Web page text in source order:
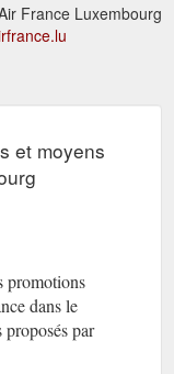
France Luxembourg
et moyens
promotions
dans le
par